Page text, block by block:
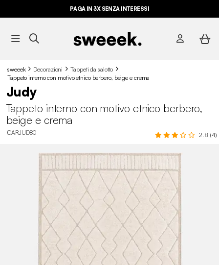
PAGA IN 3X SENZA INTERESSI
sweeek Decorazioni
Tappeti da salotto
Tappeto interno con motivo etnico berbero, beige e crema
Judy
Tappeto interno con motivo etnico berbero,
beige e crema
ICARJUD80 2.8 (4)